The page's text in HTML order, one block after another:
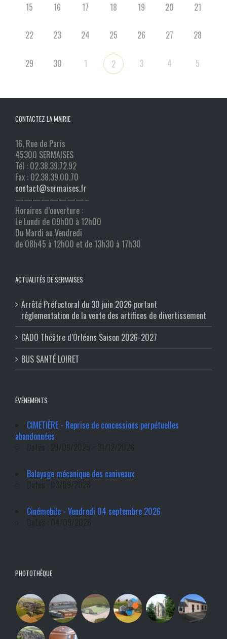
15 16 17 18 19 20 21
22 23 24 25 26 27 28
29 30 1 2 3 4 5
CONTACTEZ LA MAIRIE
16, Rue de Paris
45300 SERMAISES
Tél : 02.38.39.72.92
Fax : 02.38.39.00.70
contact@sermaises.fr
————————–
Horaires d’ouverture :
Le Lundi de 09h00 à 12h00
Du Mardi au Vendredi
de 08h45 à 12h00 et de 13h30 à 17h30
ACTUALITÉS DE SERMAISES
Arrêté Préfectoral du 30 juin 2026 portant
réglementation de la vente des artifices de divertissement
CADO Théâtre d’Orléans Saison 2026-2027
BUS SANTÉ LOIRET
ÉVÉNEMENTS
CIMETIÈRE - Reprise de concessions perpétuelles
abandonnées
Balayage mécanique des caniveaux
Cinémobile - Vendredi 04 septembre 2026
PHOTOTHÈQUE